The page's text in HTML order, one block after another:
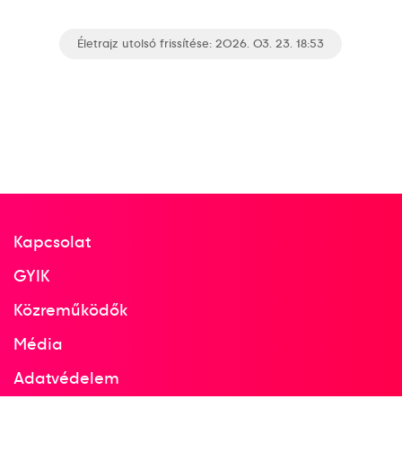
Életrajz utolsó frissítése: 2026. 03. 23. 18:53
Kapcsolat
GYIK
Közreműködők
Média
Adatvédelem